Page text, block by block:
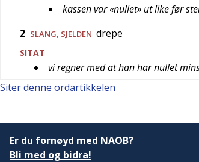
kassen var «nullet» ut like før
2 SLANG SJELDEN drepe
SITAT
vi regner med at han har nullet
Siter denne ordartikkelen
Er du fornøyd med NAOB?
Bli med og bidra!